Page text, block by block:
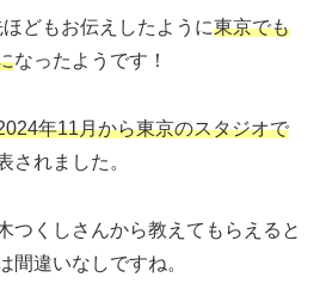
どもお伝えしたように東京でも
なったようです！
年11月から東京のスタジオで
されました。
つくしさんから教えてもらえると
間違いなしですね。